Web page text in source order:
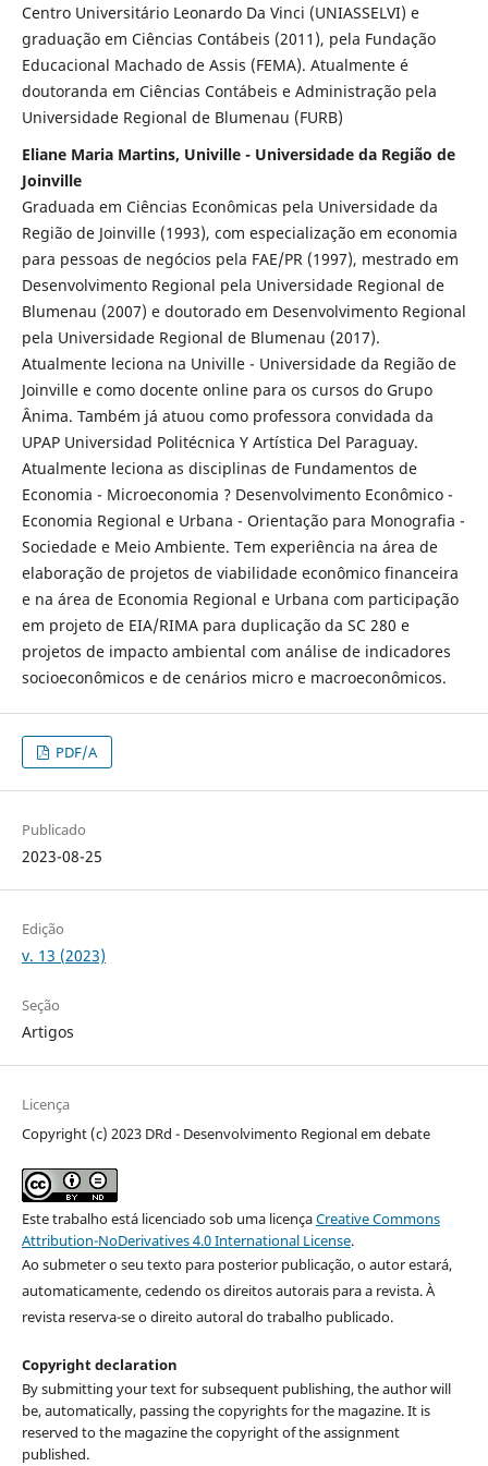
Centro Universitário Leonardo Da Vinci (UNIASSELVI) e
graduação em Ciências Contábeis (2011), pela Fundação
Educacional Machado de Assis (FEMA). Atualmente é
doutoranda em Ciências Contábeis e Administração pela
Universidade Regional de Blumenau (FURB)
Eliane Maria Martins, Univille - Universidade da Região de
Joinville
Graduada em Ciências Econômicas pela Universidade da
Região de Joinville (1993), com especialização em economia
para pessoas de negócios pela FAE/PR (1997), mestrado em
Desenvolvimento Regional pela Universidade Regional de
Blumenau (2007) e doutorado em Desenvolvimento Regional
pela Universidade Regional de Blumenau (2017).
Atualmente leciona na Univille - Universidade da Região de
Joinville e como docente online para os cursos do Grupo
Ânima. Também já atuou como professora convidada da
UPAP Universidad Politécnica Y Artística Del Paraguay.
Atualmente leciona as disciplinas de Fundamentos de
Economia - Microeconomia ? Desenvolvimento Econômico -
Economia Regional e Urbana - Orientação para Monografia -
Sociedade e Meio Ambiente. Tem experiência na área de
elaboração de projetos de viabilidade econômico financeira
e na área de Economia Regional e Urbana com participação
em projeto de EIA/RIMA para duplicação da SC 280 e
projetos de impacto ambiental com análise de indicadores
socioeconômicos e de cenários micro e macroeconômicos.
PDF/A
Publicado
2023-08-25
Edição
v. 13 (2023)
Seção
Artigos
Licença
Copyright (c) 2023 DRd - Desenvolvimento Regional em debate
Este trabalho está licenciado sob uma licençaCreative Commons
Attribution-NoDerivatives 4.0 International License.
Ao submeter o seu texto para posterior publicação, o autor estará,
automaticamente, cedendo os direitos autorais para a revista. À
revista reserva-se o direito autoral do trabalho publicado.
Copyright declaration
By submitting your text for subsequent publishing, the author will
be, automatically, passing the copyrights for the magazine. It is
reserved to the magazine the copyright of the assignment
published.